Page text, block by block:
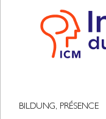
BILDUNG, PRÉSENCE